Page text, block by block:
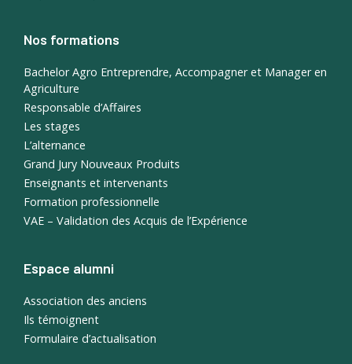
Nos formations
Bachelor Agro Entreprendre, Accompagner et Manager en
Agriculture
Responsable d’Affaires
Les stages
L’alternance
Grand Jury Nouveaux Produits
Enseignants et intervenants
Formation professionnelle
VAE – Validation des Acquis de l’Expérience
Espace alumni
Association des anciens
Ils témoignent
Formulaire d’actualisation